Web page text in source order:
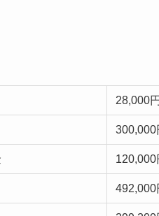
28,000円
300,000
120,000
492,000